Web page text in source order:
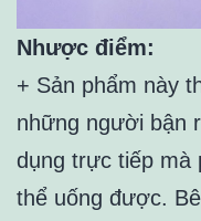
Nhược điểm:
+ Sản phẩm này
những người bận
dụng trực tiếp mà
thể uống được.